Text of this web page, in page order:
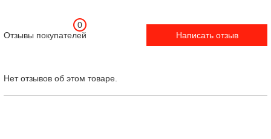
Отзывы покупателей
0
Написать отзыв
Нет отзывов об этом товаре.